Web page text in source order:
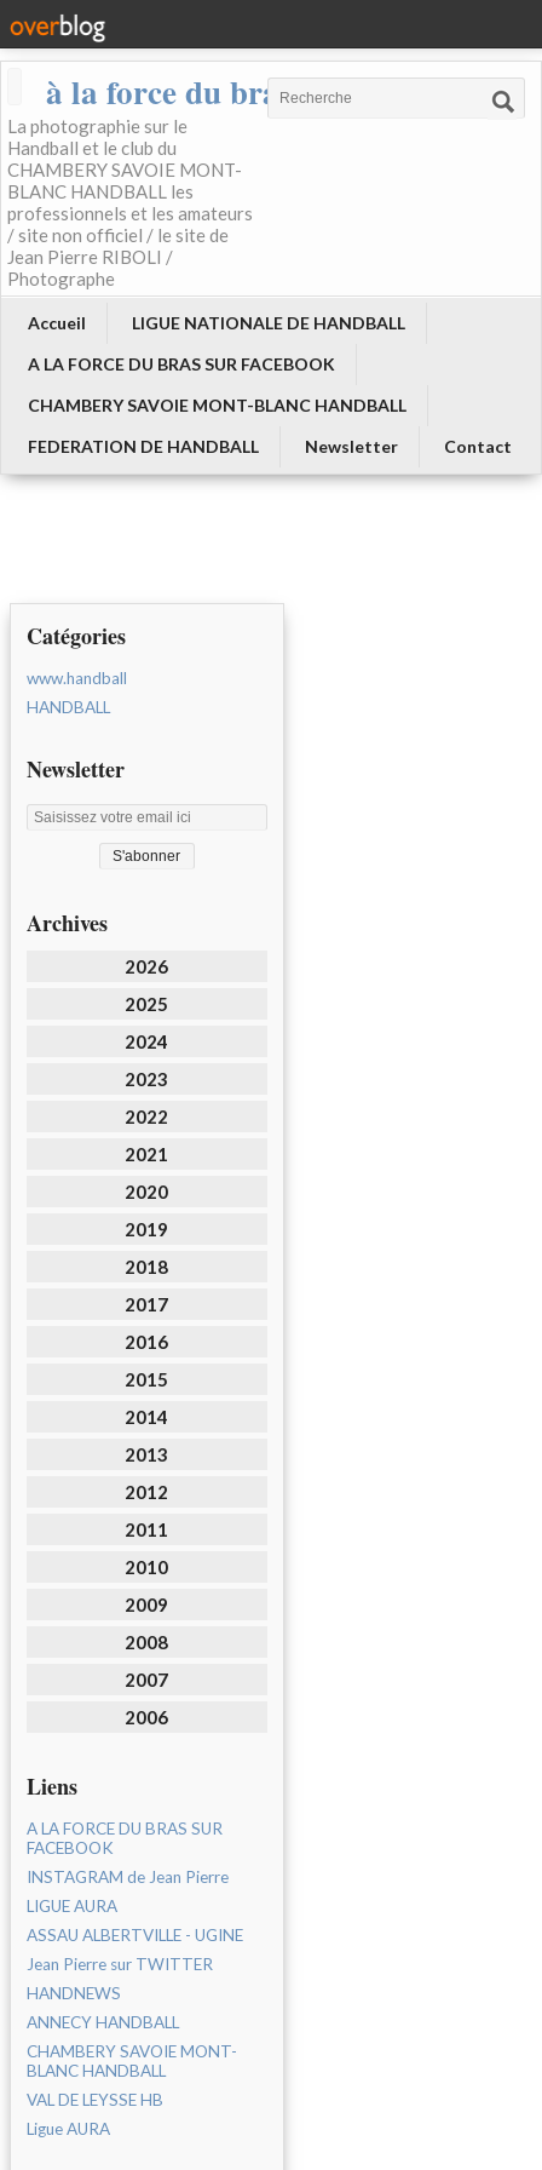
à la force du bras
La photographie sur le
Handball et le club du
CHAMBERY SAVOIE MONT-
BLANC HANDBALL les
professionnels et les amateurs
/ site non officiel / le site de
Jean Pierre RIBOLI /
Photographe
Accueil
LIGUE NATIONALE DE HANDBALL
A LA FORCE DU BRAS SUR FACEBOOK
CHAMBERY SAVOIE MONT-BLANC HANDBALL
FEDERATION DE HANDBALL
Newsletter Contact
Catégories
www.handball
HANDBALL
Newsletter
Archives
2026
2025
2024
2023
2022
2021
2020
2019
2018
2017
2016
2015
2014
2013
2012
2011
2010
2009
2008
2007
2006
Liens
A LA FORCE DU BRAS SUR
FACEBOOK
INSTAGRAM de Jean Pierre
LIGUE AURA
ASSAU ALBERTVILLE - UGINE
Jean Pierre sur TWITTER
HANDNEWS
ANNECY HANDBALL
CHAMBERY SAVOIE MONT-
BLANC HANDBALL
VAL DE LEYSSE HB
Ligue AURA